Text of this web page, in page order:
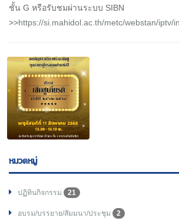
ชั้น G หรือรับชมผ่านระบบ SIBN
>>https://si.mahidol.ac.th/metc/webstan/iptv/
หมวดหมู่
ปฏิทินกิจกรรม 21
อบรม/บรรยาย/สัมมนา/ประชุม 2